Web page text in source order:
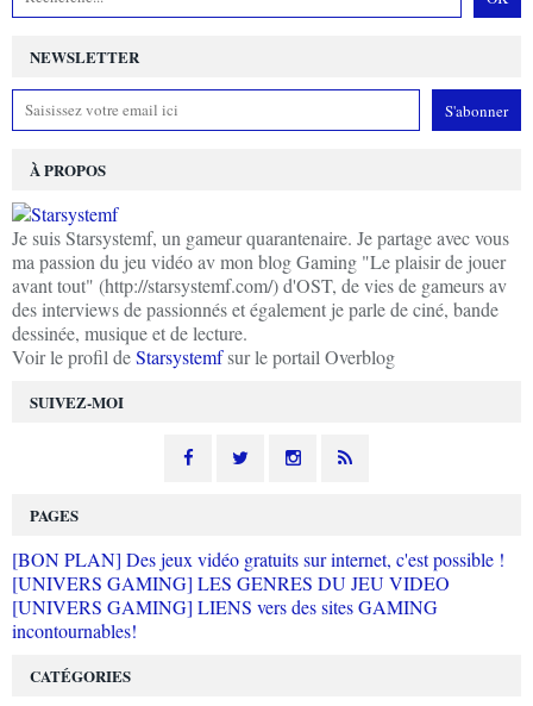
NEWSLETTER
SUIVEZ-MOI
À PROPOS
Je suis Starsystemf, un gameur quarantenaire. Je partage avec vous
ma passion du jeu vidéo av mon blog Gaming "Le plaisir de jouer
avant tout" (http://starsystemf.com/) d'OST, de vies de gameurs av
des interviews de passionnés et également je parle de ciné, bande
dessinée, musique et de lecture.
Voir le profil deStarsystemfsur le portail Overblog
PAGES
[BON PLAN] Des jeux vidéo gratuits sur internet, c'est possible !
[UNIVERS GAMING] LES GENRES DU JEU VIDEO
[UNIVERS GAMING] LIENS vers des sites GAMING
incontournables!
CATÉGORIES